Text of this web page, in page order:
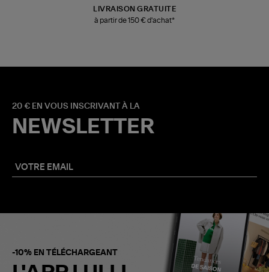
LIVRAISON GRATUITE
à partir de 150 € d'achat*
20 € EN VOUS INSCRIVANT À LA
NEWSLETTER
-10% EN TÉLÉCHARGEANT